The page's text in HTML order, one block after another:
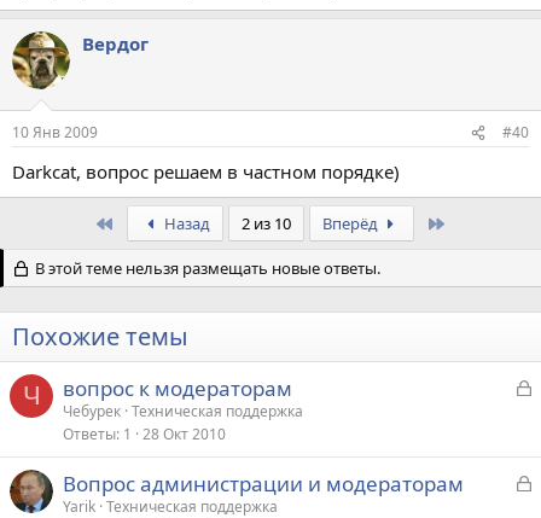
Вердог
10 Янв 2009 #40
Darkcat, вопрос решаем в частном порядке)
Назад 2 из 10 Вперёд
В этой теме нельзя размещать новые ответы.
Похожие темы
Ч
З
р
вопрос к модераторам
Чебурек Техническая поддержка
Ответы 1 28 Окт 2010
З
Вопрос администрации и модераторам
Yarik Техническая поддержка